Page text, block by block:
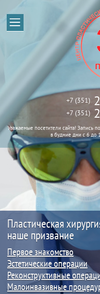
Пластическая
наше призвание
Первое знакомство
Эстетические операции
Реконструктивные
Малоинвазивные
+7 (351)
+7 (351)
Уважаемые посетители сайта! Запись
в будние дни с 6 до
Знакомство
Наши врачи
Консультации
Контакты
Документы